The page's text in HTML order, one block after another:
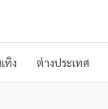
ทิง ต่างประเทศ